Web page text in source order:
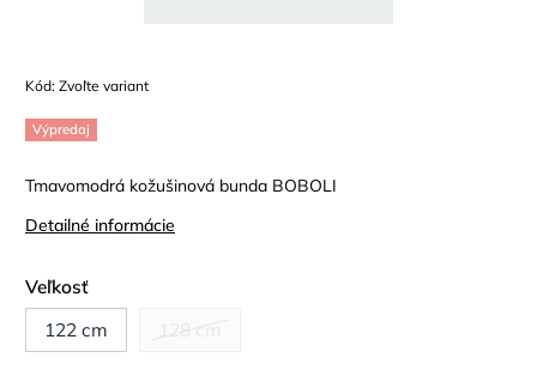
Kód: Zvoľte variant
Výpredaj
Tmavomodrá kožušinová bunda BOBOLI
Detailné informácie
Veľkosť
122 cm